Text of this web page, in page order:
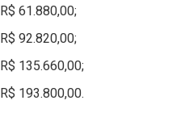
61.880,00;
92.820,00;
135.660,00;
193.800,00.